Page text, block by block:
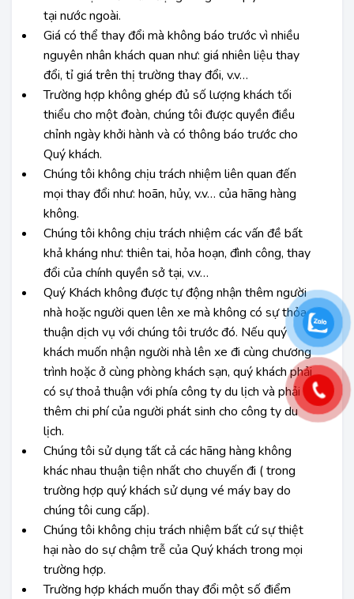
tại nước ngoài.
Giá có thể thay đổi mà không báo trước vì nhiều
nguyên nhân khách quan như: giá nhiên liệu thay
đổi, tỉ giá trên thị trường thay đổi, v.v…
Trường hợp không ghép đủ số lượng khách tối
thiểu cho một đoàn, chúng tôi được quyền điều
chỉnh ngày khởi hành và có thông báo trước cho
Quý khách.
Chúng tôi không chịu trách nhiệm liên quan đến
mọi thay đổi như: hoãn, hủy, v.v… của hãng hàng
không.
Chúng tôi không chịu trách nhiệm các vấn đề bất
khả kháng như: thiên tai, hỏa hoạn, đình công, thay
đổi của chính quyền sở tại, v.v…
Quý Khách không được tự động nhận thêm người
nhà hoặc người quen lên xe mà không có sự thỏa
thuận dịch vụ với chúng tôi trước đó. Nếu quý
khách muốn nhận người nhà lên xe đi cùng chương
trình hoặc ở cùng phòng khách sạn, quý khách phải
có sự thoả thuận với phía công ty du lịch và phải
thêm chi phí của người phát sinh cho công ty du
lịch.
Chúng tôi sử dụng tất cả các hãng hàng không
khác nhau thuận tiện nhất cho chuyến đi ( trong
trường hợp quý khách sử dụng vé máy bay do
chúng tôi cung cấp).
Chúng tôi không chịu trách nhiệm bất cứ sự thiệt
hại nào do sự chậm trễ của Quý khách trong mọi
trường hợp.
Trường hợp khách muốn thay đổi một số điểm